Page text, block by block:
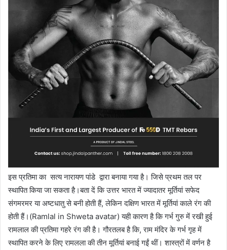
इस प्रतिमा का सत्य नारायण पांडे द्वारा बनाया गया है। जिसे प्रथम तल पर
स्थापित किया जा सकता है।बता दें कि उत्तर भारत में ज्यादातर मूर्तियां सफेद
संगमरमर या अष्टधातु से बनी होती हैं, लेकिन दक्षिण भारत में मूर्तियां काले रंग की
होती हैं।(Ramlal in Shweta avatar) यही कारण है कि गर्भ गुरु में रखी हुई
रामलाल की प्रतिमा गहरे रंग की है। गौरतलब है कि, राम मंदिर के गर्भ गृह में
स्थापित करने के लिए रामलला की तीन मूर्तियां बनाई गईं थीं। शास्त्रों में वर्णन है